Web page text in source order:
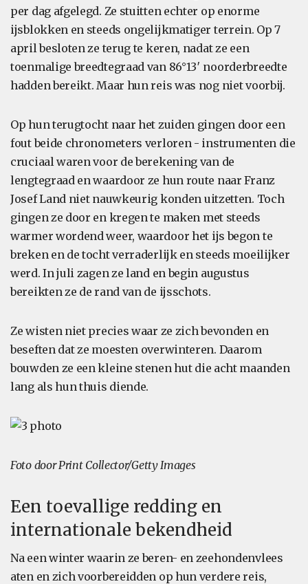
per dag afgelegd. Ze stuitten echter op enorme
ijsblokken en steeds ongelijkmatiger terrein. Op 7
april besloten ze terug te keren, nadat ze een
toenmalige breedtegraad van 86°13′ noorderbreedte
hadden bereikt. Maar hun reis was nog niet voorbij.
Op hun terugtocht naar het zuiden gingen door een
fout beide chronometers verloren - instrumenten die
cruciaal waren voor de berekening van de
lengtegraad en waardoor ze hun route naar Franz
Josef Land niet nauwkeurig konden uitzetten. Toch
gingen ze door en kregen te maken met steeds
warmer wordend weer, waardoor het ijs begon te
breken en de tocht verraderlijk en steeds moeilijker
werd. In juli zagen ze land en begin augustus
bereikten ze de rand van de ijsschots.
Ze wisten niet precies waar ze zich bevonden en
beseften dat ze moesten overwinteren. Daarom
bouwden ze een kleine stenen hut die acht maanden
lang als hun thuis diende.
Foto door Print Collector/Getty Images
Een toevallige redding en
internationale bekendheid
Na een winter waarin ze beren- en zeehondenvlees
aten en zich voorbereidden op hun verdere reis,